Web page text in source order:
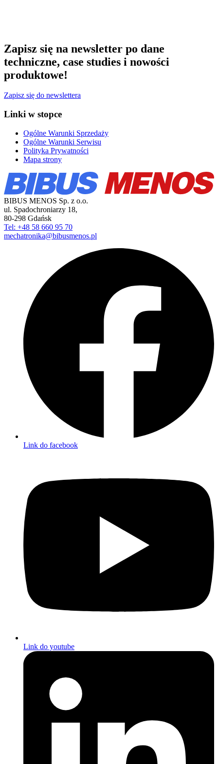
Zapisz się na newsletter po dane
techniczne, case studies i nowości
produktowe!
Zapisz się do newslettera
Linki w stopce
Ogólne Warunki Sprzedaży
Ogólne Warunki Serwisu
Polityka Prywatności
Mapa strony
BIBUS MENOS Sp. z o.o.
ul. Spadochroniarzy 18,
80-298 Gdańsk
Tel: +48 58 660 95 70
mechatronika@bibusmenos.pl
Link do facebook
Link do youtube